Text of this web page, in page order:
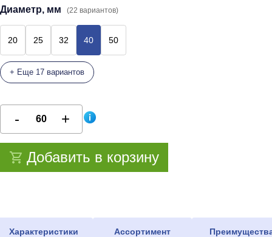
Диаметр, мм (22 вариантов)
20 25 32 40 50
+ Еще 17 вариантов
Добавить в корзину
Характеристики Ассортимент